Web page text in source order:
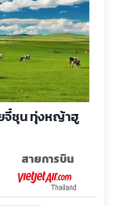
จี๋ชุน ทุ่งหญ้าฮู
สายการบิน